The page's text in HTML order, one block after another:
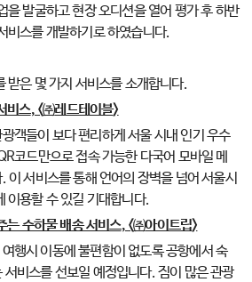
을 발굴하고 현장 오디션을 열어 평가 후 하반
비스를 개발하기로 하였습니다.
받은 몇 가지 서비스를 소개합니다.
비스, <㈜레드테이블>
객들이 보다 편리하게 서울 시내 인기 우수
코드만으로 접속 가능한 다국어 모바일 메
이 서비스를 통해 언어의 장벽을 넘어 서울시
이용할 수 있길 기대합니다.
는 수하물 배송 서비스, <㈜아이트립>
행시 이동에 불편함이 없도록 공항에서 숙
비스를 선보일 예정입니다. 짐이 많은 관광